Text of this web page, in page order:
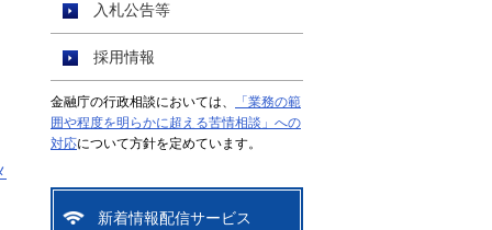
入札公告等
採用情報
金融庁の行政相談においては、
「業務の範
囲や程度を明らかに超える苦情相談」への
対応について方針を定めています。
新着情報配信サービス